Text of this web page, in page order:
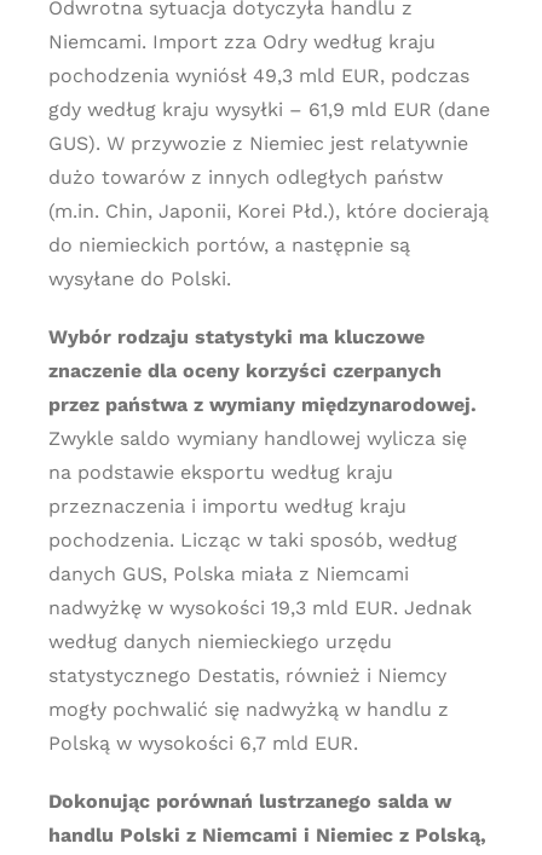
Odwrotna sytuacja dotyczyła handlu z
Niemcami. Import zza Odry według kraju
pochodzenia wyniósł 49,3 mld EUR, podczas
gdy według kraju wysyłki – 61,9 mld EUR (dane
GUS). W przywozie z Niemiec jest relatywnie
dużo towarów z innych odległych państw
(m.in. Chin, Japonii, Korei Płd.), które docierają
do niemieckich portów, a następnie są
wysyłane do Polski.
Wybór rodzaju statystyki ma kluczowe
znaczenie dla oceny korzyści czerpanych
przez państwa z wymiany międzynarodowej.
Zwykle saldo wymiany handlowej wylicza się
na podstawie eksportu według kraju
przeznaczenia i importu według kraju
pochodzenia. Licząc w taki sposób, według
danych GUS, Polska miała z Niemcami
nadwyżkę w wysokości 19,3 mld EUR. Jednak
według danych niemieckiego urzędu
statystycznego Destatis, również i Niemcy
mogły pochwalić się nadwyżką w handlu z
Polską w wysokości 6,7 mld EUR.
Dokonując porównań lustrzanego salda w
handlu Polski z Niemcami i Niemiec z Polską,